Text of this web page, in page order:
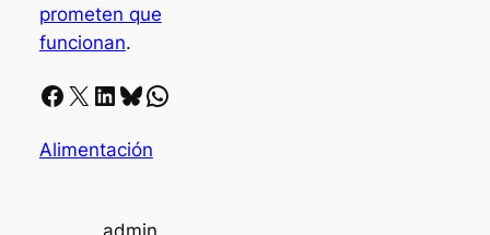
prometen que
funcionan.
Facebook X LinkedIn Bluesky Whatsapp
Alimentación
admin